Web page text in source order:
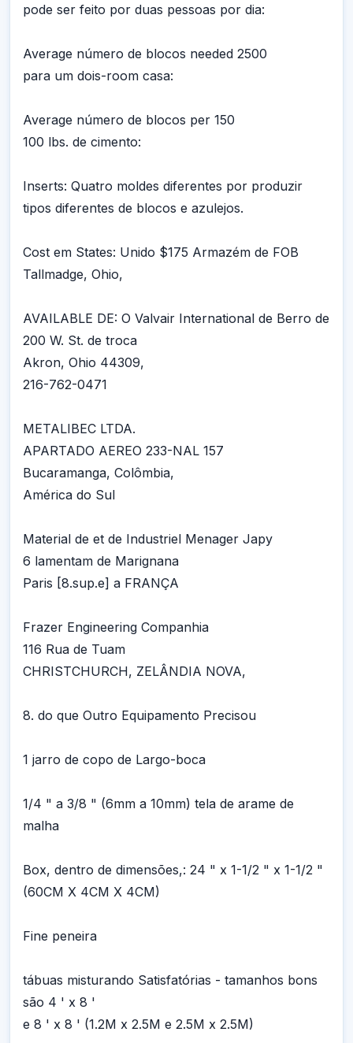
pode ser feito por duas pessoas por dia:
Average número de blocos needed 2500
para um dois-room casa:
Average número de blocos per 150
100 lbs. de cimento:
Inserts: Quatro moldes diferentes por produzir
tipos diferentes de blocos e azulejos.
Cost em States: Unido $175 Armazém de FOB
Tallmadge, Ohio,
AVAILABLE DE: O Valvair International de Berro de
200 W. St. de troca
Akron, Ohio 44309,
216-762-0471
METALIBEC LTDA.
APARTADO AEREO 233-NAL 157
Bucaramanga, Colômbia,
América do Sul
Material de et de Industriel Menager Japy
6 lamentam de Marignana
Paris [8.sup.e] a FRANÇA
Frazer Engineering Companhia
116 Rua de Tuam
CHRISTCHURCH, ZELÂNDIA NOVA,
8. do que Outro Equipamento Precisou
1 jarro de copo de Largo-boca
1/4 " a 3/8 " (6mm a 10mm) tela de arame de
malha
Box, dentro de dimensões,: 24 " x 1-1/2 " x 1-1/2 "
(60CM X 4CM X 4CM)
Fine peneira
tábuas misturando Satisfatórias - tamanhos bons
são 4 ' x 8 '
e 8 ' x 8 ' (1.2M x 2.5M e 2.5M x 2.5M)